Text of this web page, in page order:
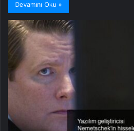
Devamını Oku »